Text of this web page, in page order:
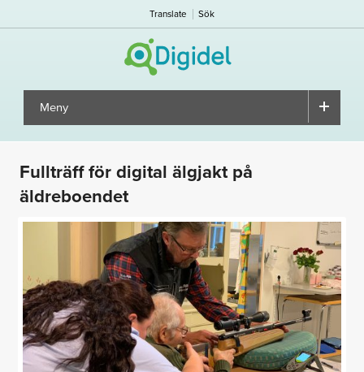
Translate Sök
Meny ▼
Fullträff för digital älgjakt på
äldreboendet